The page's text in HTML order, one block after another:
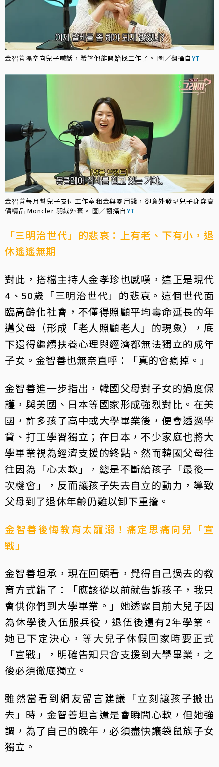
金智善隔空向兒子喊話，希望他能開始找工作了。 圖／翻攝自YT
金智善每月幫兒子支付工作室租金與零用錢，卻意外發現兒子身穿高
價精品 Moncler 羽絨外套。 圖／翻攝自YT
「三明治世代」的悲哀：上有老、下有小，退
休遙遙無期
對此，搭檔主持人金孝珍也感嘆，這正是現代
4、50歲「三明治世代」的悲哀。這個世代面
臨高齡化社會，不僅得照顧平均壽命延長的年
邁父母（形成「老人照顧老人」的現象），底
下還得繼續扶養心理與經濟都無法獨立的成年
子女。金智善也無奈直呼：「真的會瘋掉。」
金智善進一步指出，韓國父母對子女的過度保
護，與美國、日本等國家形成強烈對比。在美
國，許多孩子高中或大學畢業後，便會透過學
貸、打工學習獨立；在日本，不少家庭也將大
學畢業視為經濟支援的終點。然而韓國父母往
往因為「心太軟」，總是不斷給孩子「最後一
次機會」，反而讓孩子失去自立的動力，導致
父母到了退休年齡仍難以卸下重擔。
金智善後悔教育太寵溺！痛定思痛向兒「宣
戰」
金智善坦承，現在回頭看，覺得自己過去的教
育方式錯了：「應該從以前就告訴孩子，我只
會供你們到大學畢業。」她透露目前大兒子因
為休學後入伍服兵役，退伍後還有2年學業。
她已下定決心，等大兒子休假回家時要正式
「宣戰」，明確告知只會支援到大學畢業，之
後必須徹底獨立。
雖然當看到網友留言建議「立刻讓孩子搬出
去」時，金智善坦言還是會瞬間心軟，但她強
調，為了自己的晚年，必須盡快讓袋鼠族子女
獨立。